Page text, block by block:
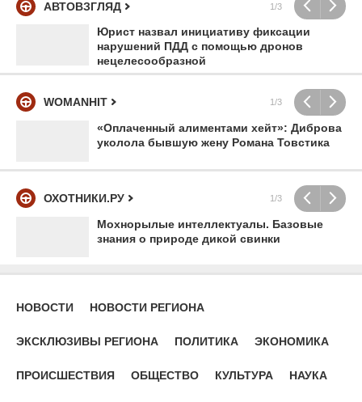
АВТОВЗГЛЯД 1/3
Юрист назвал инициативу фиксации
нарушений ПДД с помощью дронов
нецелесообразной
WOMANHIT 1/3
«Оплаченный алиментами хейт»: Диброва
уколола бывшую жену Романа Товстика
ОХОТНИКИ.РУ 1/3
Мохнорылые интеллектуалы. Базовые
знания о природе дикой свинки
НОВОСТИ НОВОСТИ РЕГИОНА
ЭКСКЛЮЗИВЫ РЕГИОНА ПОЛИТИКА ЭКОНОМИКА
ПРОИСШЕСТВИЯ ОБЩЕСТВО КУЛЬТУРА НАУКА